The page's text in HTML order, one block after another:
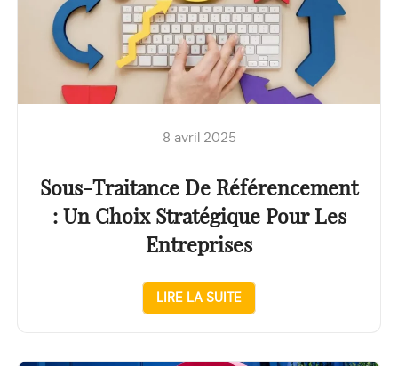
8 avril 2025
Sous-Traitance De Référencement
: Un Choix Stratégique Pour Les
Entreprises
LIRE LA SUITE